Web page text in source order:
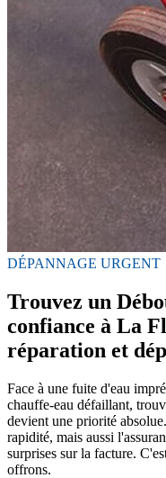
DÉPANNAGE URGENT
Trouvez un
confiance à La
réparation et
Face à une fuite d'eau
chauffe-eau défaillant,
devient une priorité
rapidité, mais aussi
surprises sur la facture.
offrons.